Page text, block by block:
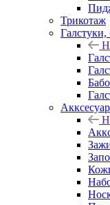
Трикотаж
Галстуки,